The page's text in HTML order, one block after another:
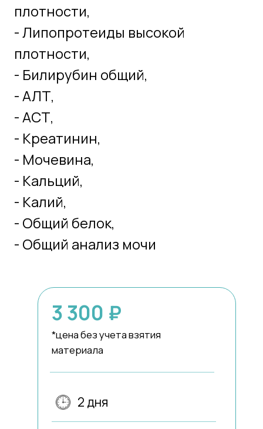
Подробнее
3 300₽
*цена без учета взятия
материала